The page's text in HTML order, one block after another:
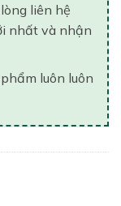
liên hệ
nhất và nhận
luôn luôn